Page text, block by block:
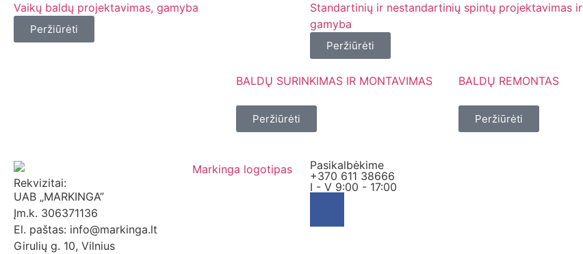
Vaikų baldų projektavimas, gamyba
Peržiūrėti
Standartinių ir nestandartinių spintų projektavimas ir
gamyba
Peržiūrėti
BALDŲ SURINKIMAS IR MONTAVIMAS
Peržiūrėti
BALDŲ REMONTAS
Peržiūrėti
Rekvizitai:
UAB „MARKINGA”
Įm.k. 306371136
El. paštas: info@markinga.lt
Girulių g. 10, Vilnius
Pasikalbėkime
+370 611 38666
I - V 9:00 - 17:00